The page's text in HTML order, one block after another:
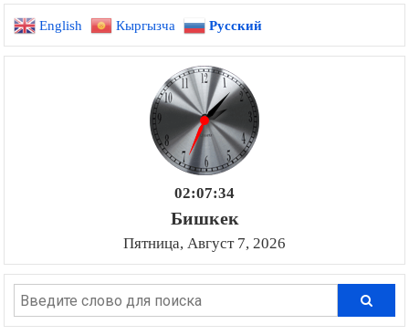
записям
English Кыргызча Русский
02:07:35
Бишкек
Пятница, Август 7, 2026